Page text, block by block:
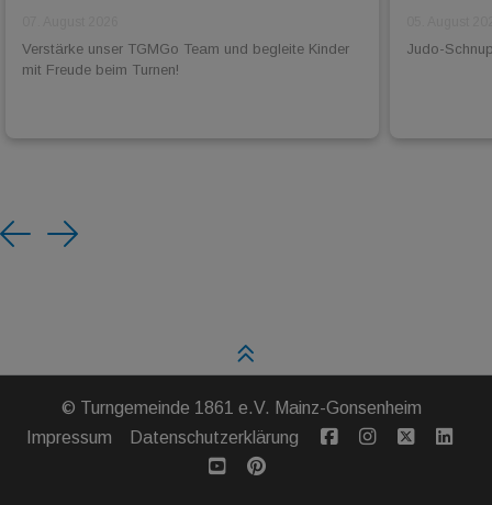
Verstärke unser TGMGo Team und begleite Kinder
mit Freude beim Turnen!
Judo-
Previous
Next
© Turngemeinde 1861 e.V. Mainz-Gonsenheim
Impressum
Datenschutzerklärung